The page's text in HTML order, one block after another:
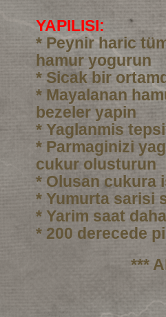
YAPILISI:
* Peynir haric
hamur yogurun
* Sicak bir
* Mayalanan
bezeler yapin
* Yaglanmis
* Parmaginizi
cukur olusturun
* Olusan cukura
* Yumurta sarisi
* Yarim saat
* 200 derecede
***